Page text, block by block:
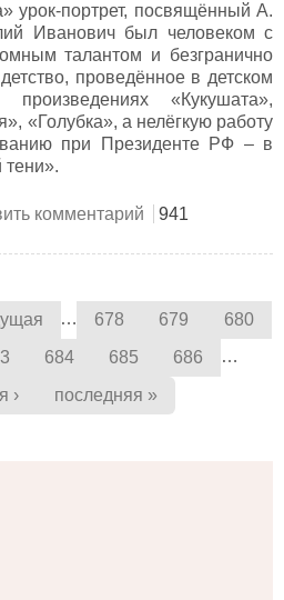
портрет, посвящённый А.
Иванович был человеком с
талантом и безгранично
проведённое в детском
«Кукушата»,
«Голубка», а нелёгкую работу
при Президенте РФ – в
тени».
искать другую дверь
комментарий
941
… 678 679
680
684 685 686 …
› последняя »